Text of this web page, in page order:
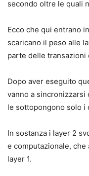
secondo oltre le quali
Ecco che qui entrano
scaricano il peso alle
parte delle transazioni
Dopo aver eseguito
vanno a sincronizzarsi
le sottopongono solo i
In sostanza i layer 2
e computazionale,
layer 1.